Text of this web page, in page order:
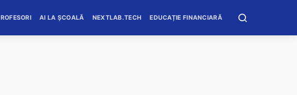
AI LA ȘCOALĂ NEXTLAB.TECH EDUCAȚIE FINANCIARĂ